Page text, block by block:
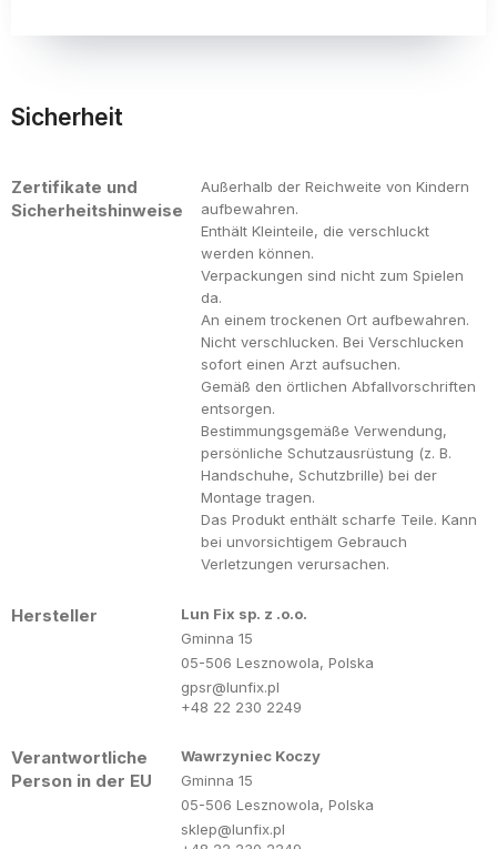
Sicherheit
Zertifikate und
Sicherheitshinweise
Außerhalb der Reichweite von Kindern
aufbewahren.
Enthält Kleinteile, die verschluckt
werden können.
Verpackungen sind nicht zum Spielen
da.
An einem trockenen Ort aufbewahren.
Nicht verschlucken. Bei Verschlucken
sofort einen Arzt aufsuchen.
Gemäß den örtlichen Abfallvorschriften
entsorgen.
Bestimmungsgemäße Verwendung,
persönliche Schutzausrüstung (z. B.
Handschuhe, Schutzbrille) bei der
Montage tragen.
Das Produkt enthält scharfe Teile. Kann
bei unvorsichtigem Gebrauch
Verletzungen verursachen.
Hersteller
Lun Fix sp. z .o.o.
Gminna 15
05-506 Lesznowola, Polska
gpsr@lunfix.pl
+48 22 230 2249
Verantwortliche
Person in der EU
Wawrzyniec Koczy
Gminna 15
05-506 Lesznowola, Polska
sklep@lunfix.pl